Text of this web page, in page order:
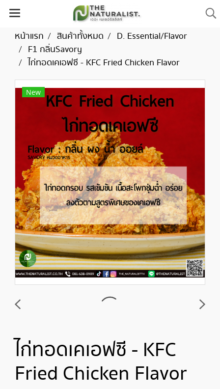
หน้าแรก สินค้าทั้งหมด
D. Essential/Flavor
F1 กลิ่นSavory
ไก่ทอดเคเอฟซี - KFC Fried Chicken Flavor
New
ไก่ทอดเคเอฟซี - KFC
Fried Chicken Flavor